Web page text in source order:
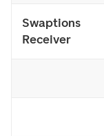
Swaptions
Receiver